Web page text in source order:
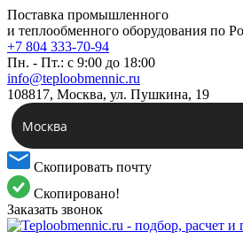
Поставка промышленного
и теплообменного оборудования по
+7 804 333-70-94
Пн. - Пт.: с 9:00 до 18:00
info@teploobmennic.ru
108817, Москва, ул. Пушкина, 19
Москва
Скопировать почту
Скопировано!
Заказать звонок